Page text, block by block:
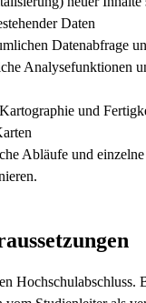
Daten
Datenabfrage
Analysefunktionen
und
Abläufe und
Hochschulabschluss.